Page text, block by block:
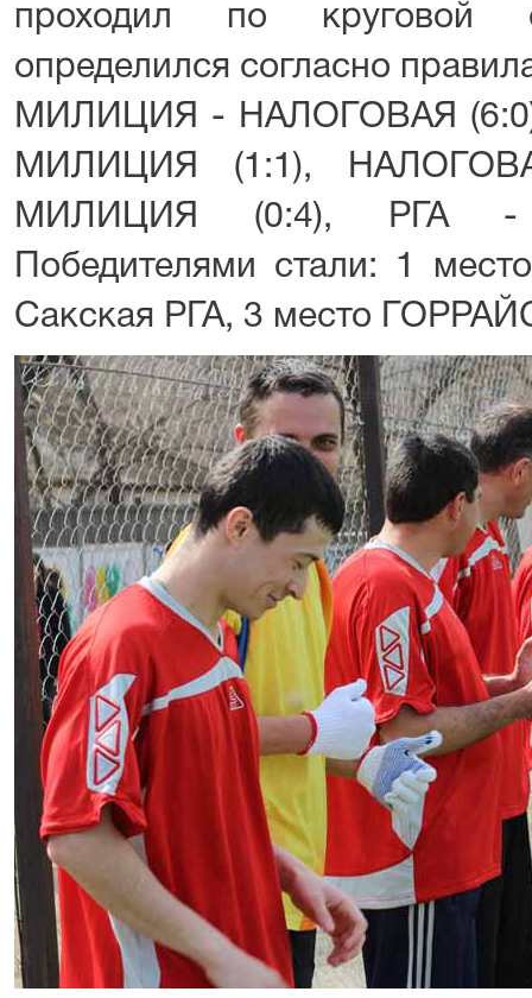
проходил по круговой
определился согласно
МИЛИЦИЯ - НАЛОГОВАЯ
МИЛИЦИЯ (1:1),
МИЛИЦИЯ (0:4), РГА -
Победителями стали: 1
Сакская РГА, 3 место